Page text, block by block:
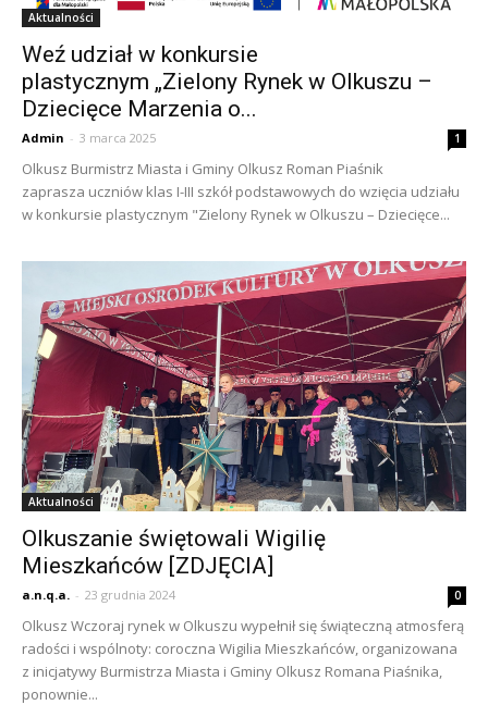
Aktualności
Weź udział w konkursie
plastycznym „Zielony Rynek w Olkuszu –
Dziecięce Marzenia o...
Admin - 3 marca 2025 1
Olkusz Burmistrz Miasta i Gminy Olkusz Roman Piaśnik
zaprasza uczniów klas I-III szkół podstawowych do wzięcia udziału
w konkursie plastycznym "Zielony Rynek w Olkuszu – Dziecięce...
Aktualności
Olkuszanie świętowali Wigilię
Mieszkańców [ZDJĘCIA]
a.n.q.a. - 23 grudnia 2024 0
Olkusz Wczoraj rynek w Olkuszu wypełnił się świąteczną atmosferą
radości i wspólnoty: coroczna Wigilia Mieszkańców, organizowana
z inicjatywy Burmistrza Miasta i Gminy Olkusz Romana Piaśnika,
ponownie...